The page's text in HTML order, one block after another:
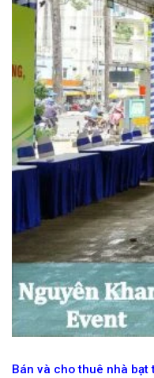
Bán và cho thuê nhà bạt